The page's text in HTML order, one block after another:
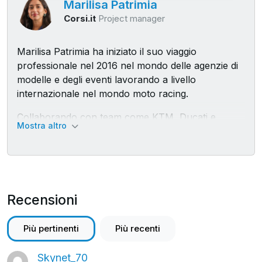
che ha trasformato il mio modo di lavorare e di gestire
le mie email in modo efficiente e produttivo, senza
procrastinazione.
Ecco perché in questo corso, “Come usare GMAIL in
modo più produttivo in ufficio”, ti svelerò come ho
approccia a Gmail in modo professionale incontra, e
Quante volte ti è capitato infatti di aprire la casella di
O di perdere email importanti in mezzo a tutte le altre
scartoffie?
O ancora, di non ricordare dove hai archiviato quella
determinata email super importante?
Marilisa Patrimia
Corsi.it Project manager
Marilisa Patrimia ha iniziato il suo viaggio
professionale nel 2016 nel mondo delle agenzie di
modelle e degli eventi lavorando a livello
internazionale nel mondo moto racing.
Collaborando con team come KTM, Ducati e
Aprilia, ha dimostrato straordinarie capacità
Come project manager in un'azienda di sviluppo di
reti in franchising e software per il business, ha
applicato la sua esperienza organizzativa a progetti
complessi, contribuendo significativamente al loro
Mostra altro
Recensioni
Più pertinenti Più recenti
Skynet_70